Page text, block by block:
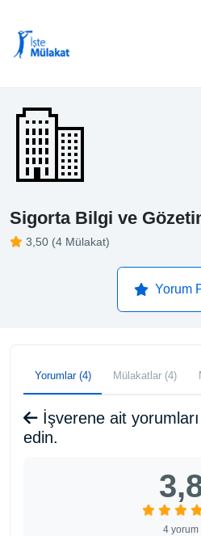
Sigorta Bilgi ve
3,50 (4 Mülakat)
Yorum
Yorumlar (4) Mülakatlar (4)
İşverene ait
edin.
4 yorum